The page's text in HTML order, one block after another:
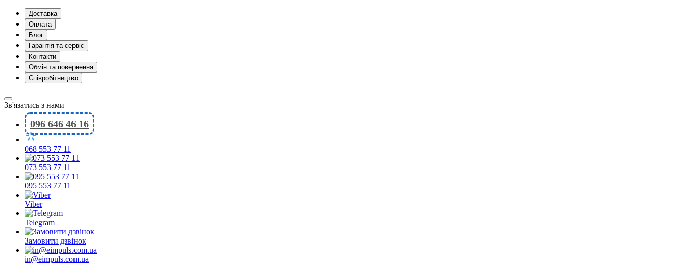
Доставка
Оплата
Блог
Гарантія та сервіс
Контакти
Обмін та повернення
Співробітництво
Зв'язатись з нами
096 646 46 16
068 553 77 11
073 553 77 11
095 553 77 11
Viber
Telegram
Замовити дзвінок
in@eimpuls.com.ua